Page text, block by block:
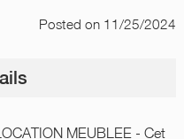
Postedon 11/25/2024
MEUBLEE - Cet